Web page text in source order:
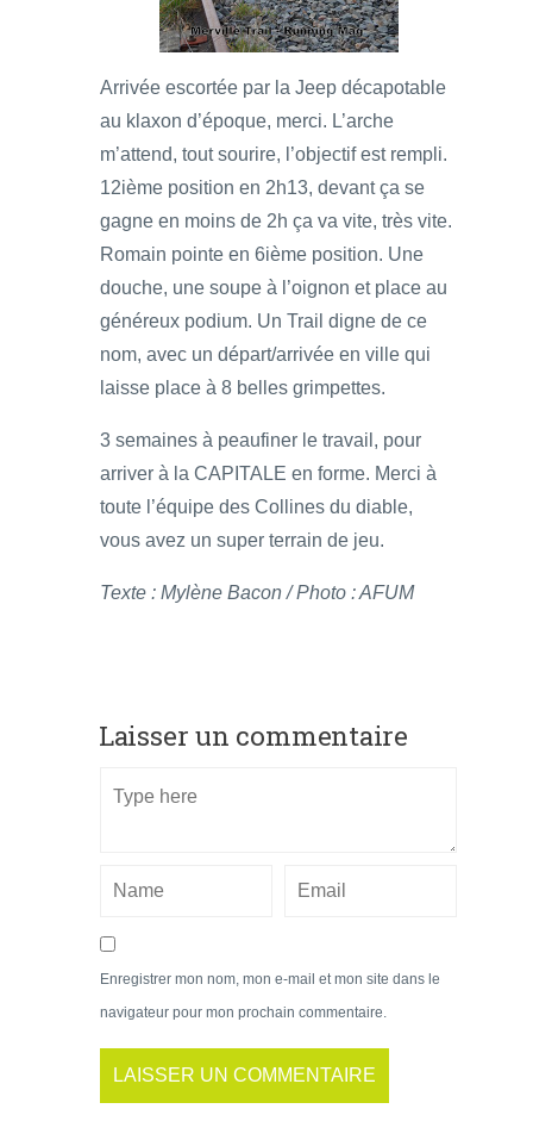
Arrivée escortée par la Jeep décapotable
au klaxon d’époque, merci. L’arche
m’attend, tout sourire, l’objectif est rempli.
12ième position en 2h13, devant ça se
gagne en moins de 2h ça va vite, très vite.
Romain pointe en 6ième position. Une
douche, une soupe à l’oignon et place au
généreux podium. Un Trail digne de ce
nom, avec un départ/arrivée en ville qui
laisse place à 8 belles grimpettes.
3 semaines à peaufiner le travail, pour
arriver à la CAPITALE en forme. Merci à
toute l’équipe des Collines du diable,
vous avez un super terrain de jeu.
Texte : Mylène Bacon / Photo : AFUM
Laisser un commentaire
Enregistrer mon nom, mon e-mail et mon site dans le
navigateur pour mon prochain commentaire.